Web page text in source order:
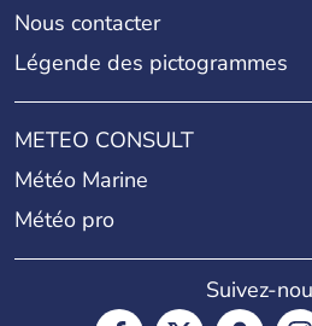
Nous contacter
Légende des pictogrammes
METEO CONSULT
Météo Marine
Météo pro
Suivez-